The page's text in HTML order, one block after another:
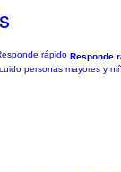
Responde
personas mayores y